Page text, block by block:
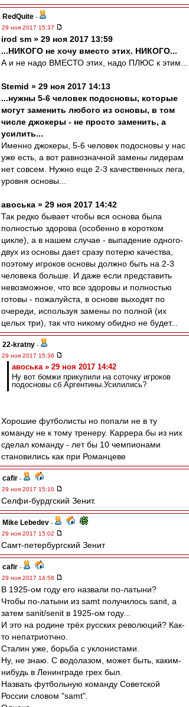
RedQuite -
29 ноя 2017 15:37
irod sm » 29 ноя 2017 13:59
...НИКОГО не хочу вместо этих. НИКОГО...
А и не надо ВМЕСТО этих, надо ПЛЮС к этим...
Stemid » 29 ноя 2017 14:13
...нужны 5-6 человек подосновы, которые
могут заменить любого из основы, в том
числе джокеры - не просто заменить, а
усилить...
Именно джокеры, 5-6 человек подосновы у нас
уже есть, а вот равнозначной замены лидерам
нет совсем. Нужно еще 2-3 качественных лега,
уровня основы...
авоська » 29 ноя 2017 14:42
Так редко бывает чтобы вся основа была
полностью здорова (особенно в коротком
цикле), а в нашем случае - выпадение одного-
двух из основы дает сразу потерю качества,
поэтому игроков основы должно быть на 2-3
человека больше. И даже если представить
невозможное, что все здоровы и полностью
готовы - пожалуйста, в основе выходят по
очереди, используя замены по полной (их
целых три), так что никому обидно не будет...
22-kratny -
29 ноя 2017 15:36
авоська » 29 ноя 2017 14:42
Ну вот бомжи прикупили на соточку игроков
подосновы сб Аргентины.Усилились?
Хорошие футболисты но попали не в ту
команду не к тому тренеру. Каррера бы из них
сделал команду - лет бы 10 чемпионами
становились как при Романцеве
cafir -
29 ноя 2017 15:10
Селфи-бурдгский Зенит.
Mike Lebedev -
29 ноя 2017 15:02
Самт-петербургский Зенит
cafir -
29 ноя 2017 14:58
В 1925-ом году его назвали по-латыни?
Чтобы по-латыни из samt получилось sanit, а
затем sanit/senit в 1925-ом году...
И это на родине трёх русских революций? Как-
то непатриотчно.
Сталин уже, борьба с уклонистами.
Ну, не знаю. С водолазом, может быть, каким-
нибудь в Ленинграде грех был.
Назвать футбольную команду Советской
России словом "samt".